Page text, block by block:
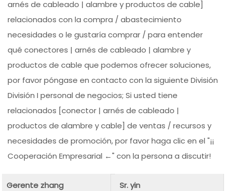
arnés de cableado | alambre y productos de cable]
relacionados con la compra / abastecimiento
necesidades o le gustaría comprar / para entender
qué conectores | arnés de cableado | alambre y
productos de cable que podemos ofrecer soluciones,
por favor póngase en contacto con la siguiente División
División I personal de negocios; Si usted tiene
relacionados [conector | arnés de cableado |
productos de alambre y cable] de ventas / recursos y
necesidades de promoción, por favor haga clic en el "¡¡
Cooperación Empresarial ←" con la persona a discutir!
Gerente zhang
Sr. yin